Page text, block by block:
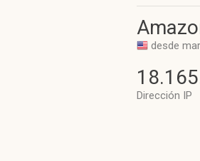
desde
Dirección IP